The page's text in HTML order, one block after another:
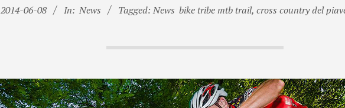
2014-06-08 In: News Tagged: News bike tribe mtb trail, cross country del